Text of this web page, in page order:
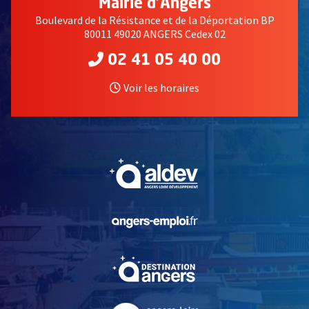
Mairie d'Angers
Boulevard de la Résistance et de la Déportation BP
80011 49020 ANGERS Cedex 02
02 41 05 40 00
Voir les horaires
, Ouvre une nouvelle